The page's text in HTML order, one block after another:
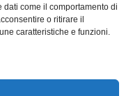
come il comportamento di
o ritirare il
caratteristiche e funzioni.